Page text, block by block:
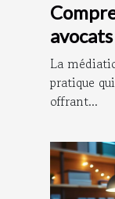
La
pratique
offrant...